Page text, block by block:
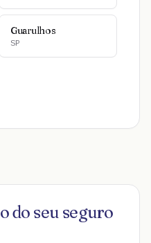
Guarulhos
SP
do seu seguro